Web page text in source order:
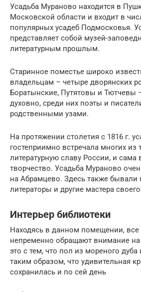
Усадьба Мураново находится в
Московской области и входит в
популярных усадеб Подмосковья.
представляет собой музей-
литературным прошлым.
Старинное поместье широко
владельцам – четыре дворянских
Боратынские, Путятовы и Тютчевы
духовно, среди них поэты и
родственными узами.
На протяжении столетия с 1816 г.
гостеприимно встречала многих из
литературную славу России, и сама
творчество. Усадьба Мураново
на Абрамцево. Здесь также бывали
литераторы и другие мастера
Интерьер библиотеки
Находясь в данном помещении, все
непременно обращают внимание на
это с тем, что пол из мореного
таким образом, что удивительная
сохранилась и по сей день